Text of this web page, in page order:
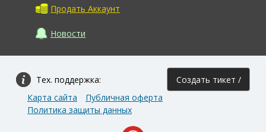
Продать Аккаунт
Новости
Тех. поддержка: Создать тикет /
Карта сайта
Публичная оферта
Политика защиты данных